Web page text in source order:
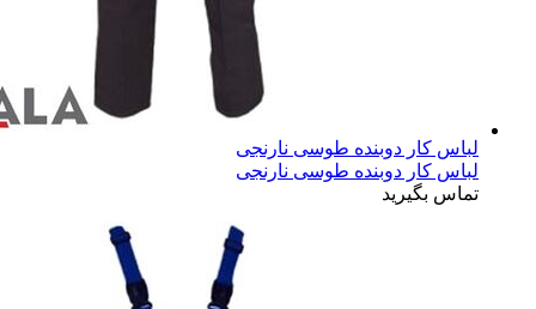
لباس کار دوبنده طوسی نارنجی
لباس کار دوبنده طوسی نارنجی
تماس بگیرید